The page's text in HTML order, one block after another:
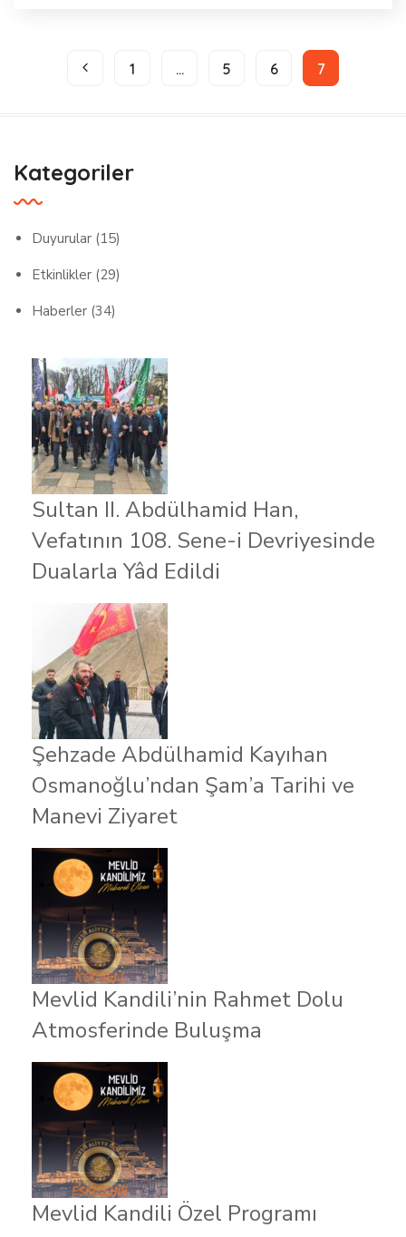
1 … 5 6 7
Kategoriler
Duyurular (15)
Etkinlikler (29)
Haberler (34)
Sultan II. Abdülhamid Han,
Vefatının 108. Sene-i Devriyesinde
Dualarla Yâd Edildi
Şehzade Abdülhamid Kayıhan
Osmanoğlu’ndan Şam’a Tarihi ve
Manevi Ziyaret
Mevlid Kandili’nin Rahmet Dolu
Atmosferinde Buluşma
Mevlid Kandili Özel Programı